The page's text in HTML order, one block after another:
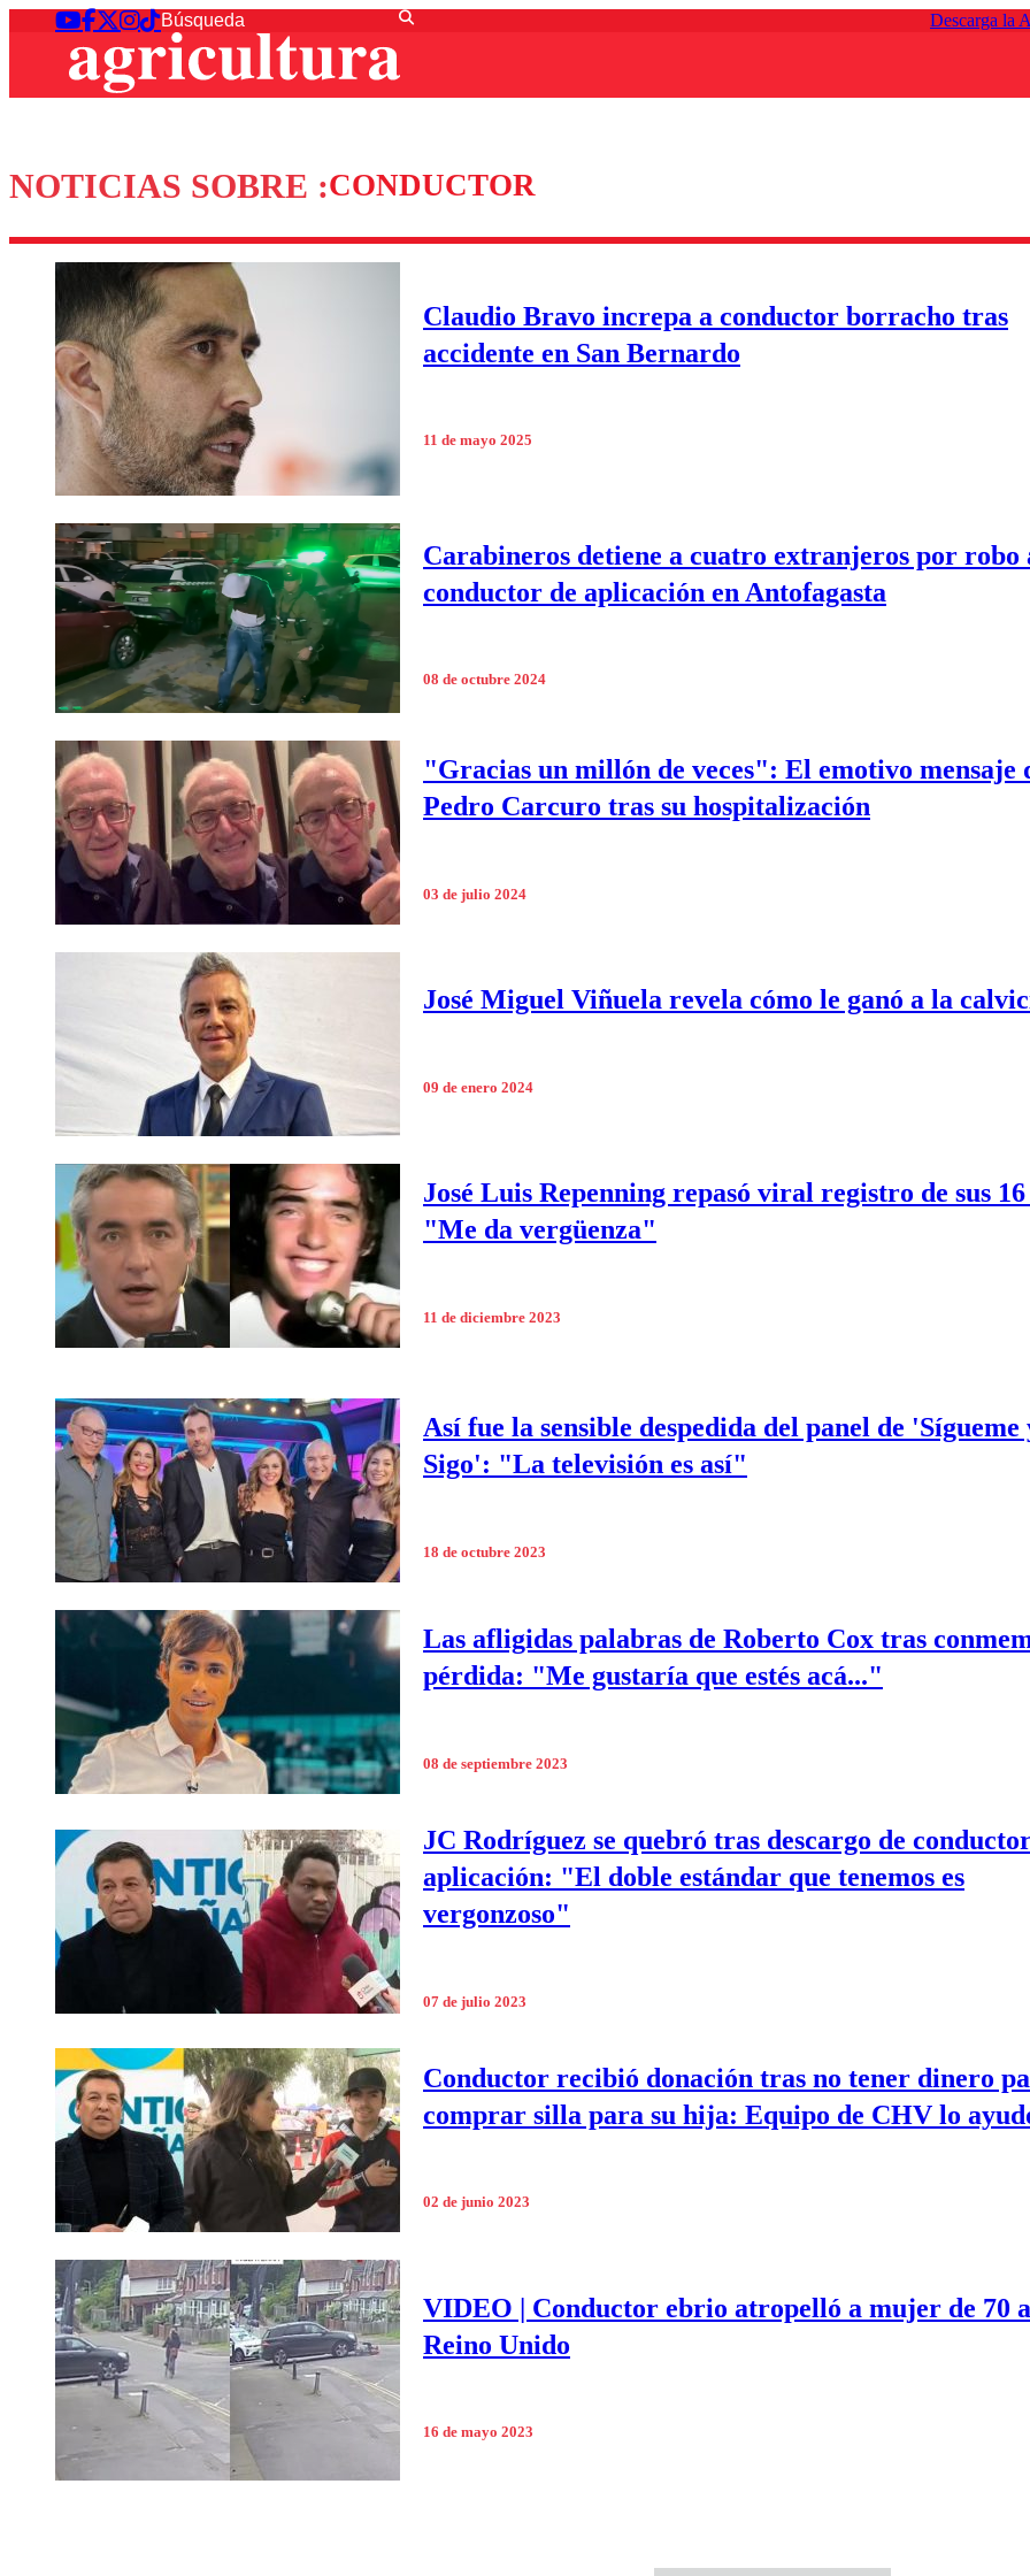
Descarga la
NOTICIAS SOBRE :CONDUCTOR
Claudio Bravo increpa a conductor borracho tras
accidente en San Bernardo
11 de mayo 2025
Carabineros detiene a cuatro extranjeros por robo
conductor de aplicación en Antofagasta
08 de octubre 2024
"Gracias un millón de veces": El emotivo mensaje
Pedro Carcuro tras su hospitalización
03 de julio 2024
José Miguel Viñuela revela cómo le ganó a la
09 de enero 2024
José Luis Repenning repasó viral registro de sus 16
"Me da vergüenza"
11 de diciembre 2023
Así fue la sensible despedida del panel de 'Sígueme
Sigo': "La televisión es así"
18 de octubre 2023
Las afligidas palabras de Roberto Cox tras
pérdida: "Me gustaría que estés acá..."
08 de septiembre 2023
JC Rodríguez se quebró tras descargo de
aplicación: "El doble estándar que tenemos es
vergonzoso"
07 de julio 2023
Conductor recibió donación tras no tener dinero
comprar silla para su hija: Equipo de CHV lo
02 de junio 2023
VIDEO | Conductor ebrio atropelló a mujer de 70
Reino Unido
16 de mayo 2023